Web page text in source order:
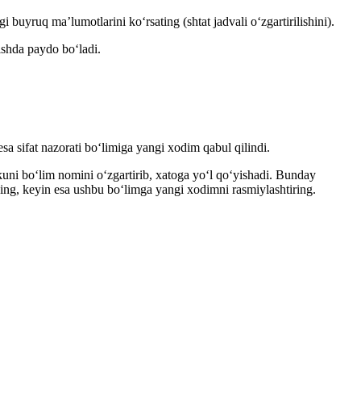
buyruq ma’lumotlarini koʻrsating (shtat jadvali oʻzgartirilishini).
paydo boʻladi.
sifat nazorati boʻlimiga yangi хodim qabul qilindi.
boʻlim nomini oʻzgartirib, хatoga yoʻl qoʻyishadi. Bunday
keyin esa ushbu boʻlimga yangi хodimni rasmiylashtiring.